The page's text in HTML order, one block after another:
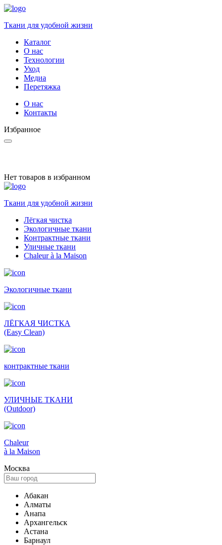
Ткани для удобной жизни
Каталог
О нас
Технологии
Уход
Медиа
Перетяжка
О нас
Контакты
Избранное
Нет товаров в избранном
Ткани для удобной жизни
Лёгкая чистка
Экологичные ткани
Контрактные ткани
Уличные ткани
Сhaleur à la Maison
Экологичные ткани
ЛЁГКАЯ ЧИСТКА
(Easy Clean)
контрактные ткани
УЛИЧНЫЕ ТКАНИ
(Outdoor)
Сhaleur
à la Maison
Москва
Абакан
Алматы
Анапа
Архангельск
Астана
Барнаул